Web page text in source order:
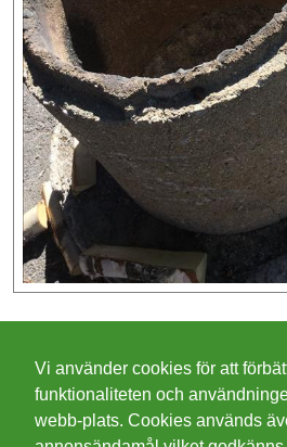
Cookies
Integritetspolicy
Vi använder cookies för att
funktionaliteten och
webb-plats. Cookies används